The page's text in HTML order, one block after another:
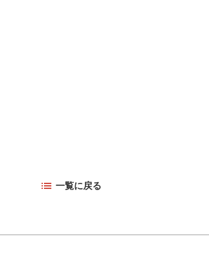
一覧に戻る